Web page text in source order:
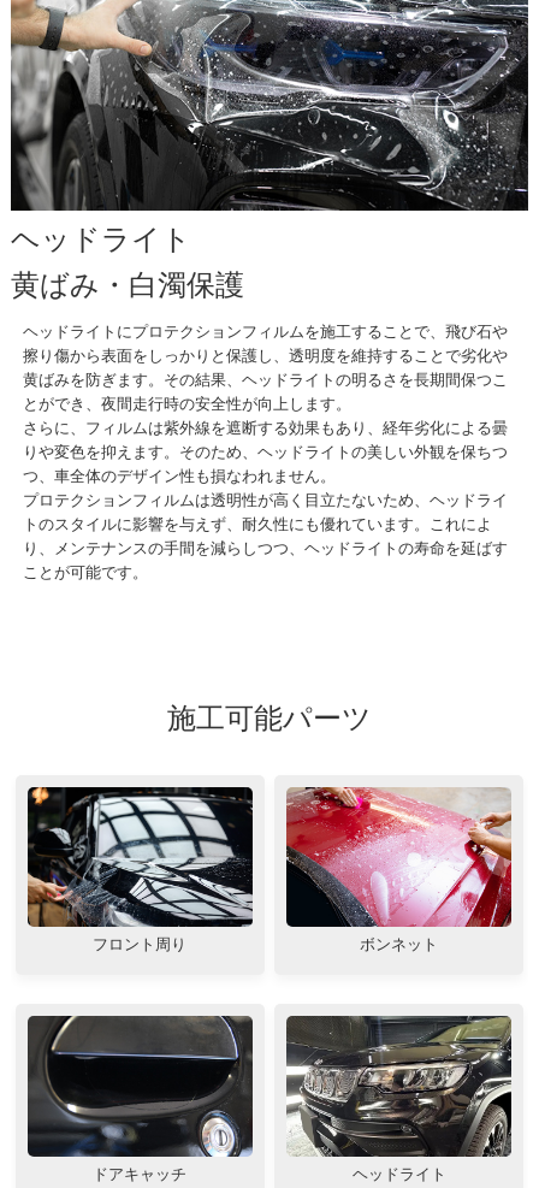
ヘッドライト
黄ばみ・白濁保護
ヘッドライトにプロテクションフィルムを施工することで、飛び石や
擦り傷から表面をしっかりと保護し、透明度を維持することで劣化や
黄ばみを防ぎます。その結果、ヘッドライトの明るさを長期間保つこ
とができ、夜間走行時の安全性が向上します。
さらに、フィルムは紫外線を遮断する効果もあり、経年劣化による曇
りや変色を抑えます。そのため、ヘッドライトの美しい外観を保ちつ
つ、車全体のデザイン性も損なわれません。
プロテクションフィルムは透明性が高く目立たないため、ヘッドライ
トのスタイルに影響を与えず、耐久性にも優れています。これによ
り、メンテナンスの手間を減らしつつ、ヘッドライトの寿命を延ばす
ことが可能です。
施工可能パーツ
フロント周り ボンネット
ドアキャッチ ヘッドライト